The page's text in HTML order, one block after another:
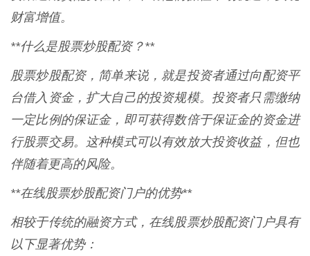
财富增值。
**什么是股票炒股配资？**
股票炒股配资，简单来说，就是投资者通过向配资平
台借入资金，扩大自己的投资规模。投资者只需缴纳
一定比例的保证金，即可获得数倍于保证金的资金进
行股票交易。这种模式可以有效放大投资收益，但也
伴随着更高的风险。
**在线股票炒股配资门户的优势**
相较于传统的融资方式，在线股票炒股配资门户具有
以下显著优势：